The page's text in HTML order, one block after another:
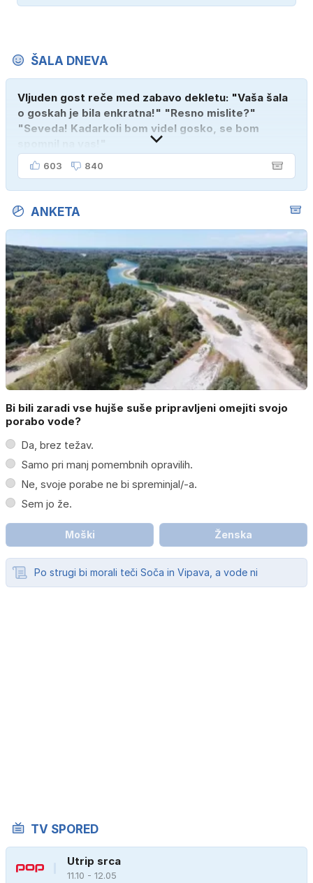
ŠALA DNEVA
Vljuden gost reče med zabavo dekletu: "Vaša šala
o goskah je bila enkratna!" "Resno mislite?"
"Seveda! Kadarkoli bom videl gosko, se bom
603 840
ANKETA
Bi bili zaradi vse hujše suše pripravljeni omejiti svojo
porabo vode?
Da, brez težav.
Samo pri manj pomembnih opravilih.
Ne, svoje porabe ne bi spreminjal/-a.
Sem jo že.
Moški Ženska
Po strugi bi morali teči Soča in Vipava, a vode ni
TV SPORED
Utrip srca
11.10 - 12.05